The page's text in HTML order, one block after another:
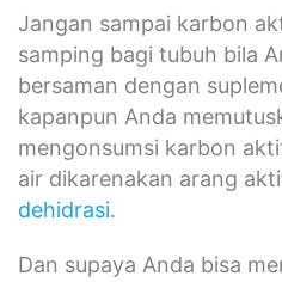
Jangan sampai karbon
samping bagi tubuh bila
bersaman dengan
kapanpun Anda
mengonsumsi karbon
air dikarenakan arang
dehidrasi.
Dan supaya Anda bisa